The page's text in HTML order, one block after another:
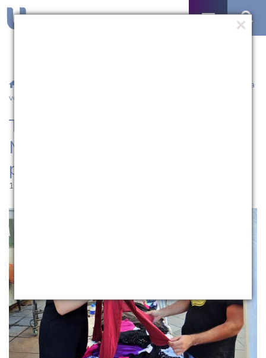
/ Trote do curso de Design de Moda UCPel arrecada
verba para HUSFP
Trote do curso de Design de
Moda UCPel arrecada verba
para HUSFP
11.04.2018 | 18:19